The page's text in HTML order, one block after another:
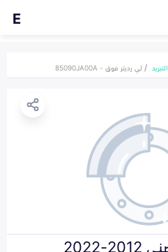
E
لي رديتر فوق - 85090JA00A